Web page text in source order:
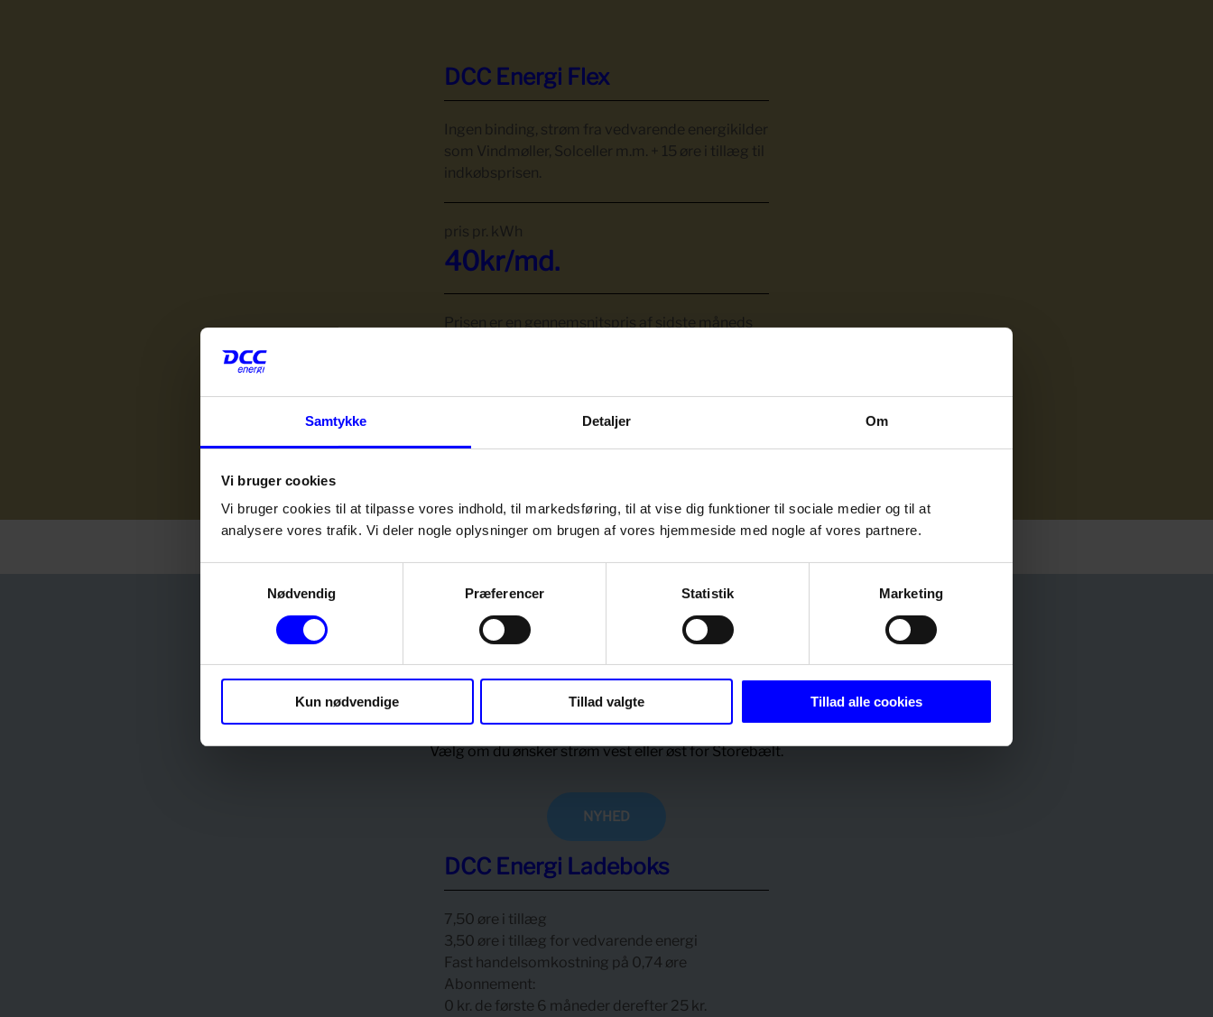
Samtykke Detaljer Om
Vi bruger cookies
Vi bruger cookies til at tilpasse vores indhold, til markedsføring, til at vise dig funktioner til sociale medier og til at
analysere vores trafik. Vi deler nogle oplysninger om brugen af vores hjemmeside med nogle af vores partnere.
Nødvendig
Præferencer Statistik Marketing
Kun nødvendige Tillad valgte Tillad alle cookies
DCC Energi Flex
Ingen binding, strøm fra vedvarende energikilder
som Vindmøller, Solceller m.m. + 15 øre i tillæg til
indkøbsprisen.
pris pr. kWh
40kr/md.
Prisen er en gennemsnitspris af sidste måneds
Ladeboks
Vælg om du ønsker strøm vest eller øst for Storebælt.
NYHED
DCC Energi Ladeboks
7,50 øre i tillæg
3,50 øre i tillæg for vedvarende energi
Fast handelsomkostning på 0,74 øre
Abonnement:
0 kr. de første 6 måneder derefter 25 kr.